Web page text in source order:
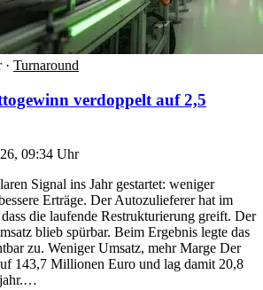
· Turnaround
verdoppelt auf 2,5
09:34 Uhr
Signal ins Jahr gestartet: weniger
Erträge. Der Autozulieferer hat im
die laufende Restrukturierung greift. Der
blieb spürbar. Beim Ergebnis legte das
zu. Weniger Umsatz, mehr Marge Der
143,7 Millionen Euro und lag damit 20,8